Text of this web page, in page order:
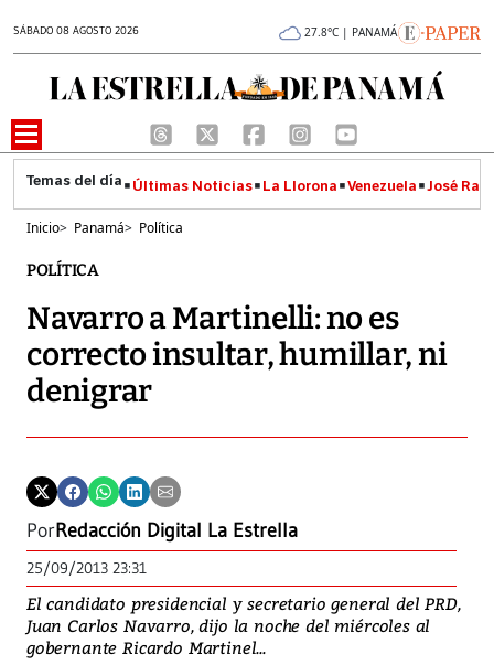
SÁBADO 08 AGOSTO 2026 27.8°C | PANAMÁ
Últimas Noticias La Llorona Venezuela José
Inicio> Panamá> Política
POLÍTICA
Navarro a Martinelli: no es
correcto insultar, humillar, ni
denigrar
PorRedacción Digital La Estrella
25/09/2013 23:31
El candidato presidencial y secretario general del PRD,
Juan Carlos Navarro, dijo la noche del miércoles al
gobernante Ricardo Martinel...